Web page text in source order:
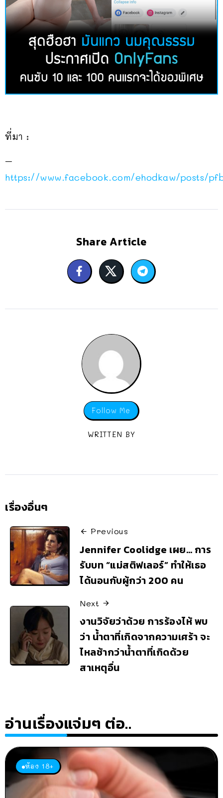
ที่มา :
–
https://www.facebook.com/ehodkaw/posts/
Share Article
Follow Me
WRITTEN BY
เรื่องอื่นๆ
Previous
Jennifer Coolidge เผย… การ
รับบท “แม่สติฟเลอร์” ทำให้เธอ
ได้นอนกับผู้กว่า 200 คน
Next
งานวิจัยว่าด้วย การร้องไห้ พบ
ว่า น้ำตาที่เกิดจากความเศร้า จะ
ไหลช้ากว่าน้ำตาที่เกิดด้วย
สาเหตุอื่น
อ่านเรื่องแจ่มๆ ต่อ..
ห้อง 18+